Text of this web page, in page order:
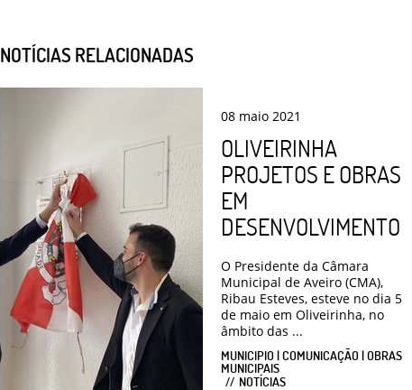
NOTÍCIAS RELACIONADAS
08 maio 2021
OLIVEIRINHA
PROJETOS E OBRAS
EM
DESENVOLVIMENTO
O Presidente da Câmara
Municipal de Aveiro (CMA),
Ribau Esteves, esteve no dia 5
de maio em Oliveirinha, no
âmbito das ...
MUNICIPIO | COMUNICAÇÃO | OBRAS
MUNICIPAIS
NOTÍCIAS